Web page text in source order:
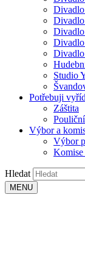
Divadlo
Studio
Potřebuji
Záštita
Výbor a
Výbor
Hledat
MENU